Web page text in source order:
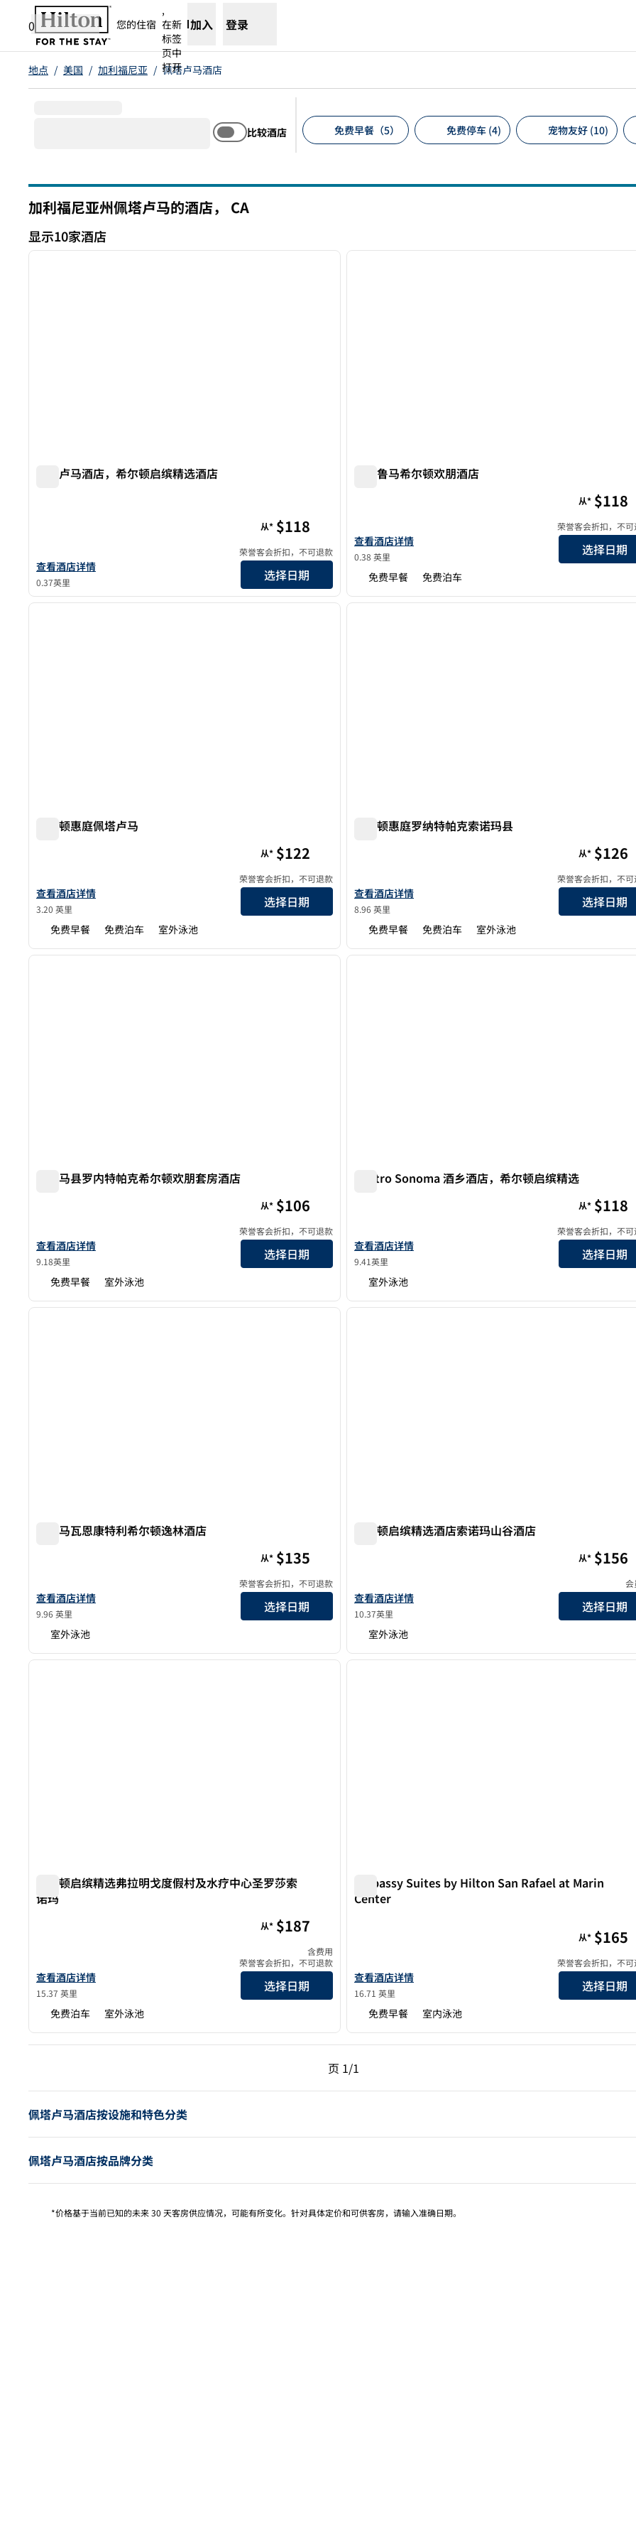
跳转至内容
0
您的住宿
,
在新
标签
页中
打开
加入 登录
地点 / 美国 / 加利福尼亚 / 佩塔卢马酒店
比较酒店 免费早餐（5） 免费停车 (4) 宠物友好 (10)
加利福尼亚州佩塔卢马的酒店， CA
显示10家酒店
显示10家酒店
1/12
下一张图片
佩塔卢马酒店，希尔顿启缤精选酒店
查看希尔顿启缤精选Hotel Petaluma的酒店详情
查看酒店详情
0.37英里
从* $118
荣誉客会折扣，不可退款
选择日期
1/12
佩塔鲁马希尔顿欢朋酒店
查看欢朋佩塔卢马酒店的详细信息
查看酒店详情
0.38 英里
从* $118
荣誉客会折扣，不可
选择日期
免费早餐 免费泊车
1/12
1/12
下一张图片
希尔顿惠庭佩塔卢马
查看希尔顿惠庭酒店 Petaluma 的酒店详情
查看酒店详情
3.20 英里
从* $122
荣誉客会折扣，不可退款
选择日期
免费早餐 免费泊车 室外泳池
1
1/12
希尔顿惠庭罗纳特帕克索诺玛县
查看希尔顿惠庭酒店罗纳特公园索诺玛县的详细信息
查看酒店详情
8.96 英里
从* $126
荣誉客会折扣，不可
选择日期
免费早餐 免费泊车 室外泳池
1/12
1/12
下一张图片
索诺马县罗内特帕克希尔顿欢朋套房酒店
查看欢朋罗纳特公园套房酒店 - 索诺玛县的详细信息
查看酒店详情
9.18英里
从* $106
荣誉客会折扣，不可退款
选择日期
免费早餐 室外泳池
1
1/12
Centro Sonoma 酒乡酒店，希尔顿启缤精选
查看希尔顿启缤精选之Hotel Centro Sonoma Wine Country的
查看酒店详情
9.41英里
从* $118
荣誉客会折扣，不可
选择日期
室外泳池
1/12
1/12
下一张图片
索诺马瓦恩康特利希尔顿逸林酒店
查看希尔顿逸林酒店索诺玛葡萄酒之乡的酒店详情
查看酒店详情
9.96 英里
从* $135
荣誉客会折扣，不可退款
选择日期
室外泳池
1
1/11
希尔顿启缤精选酒店索诺玛山谷酒店
查看希尔顿启缤精选索诺玛谷酒店的详细信息
查看酒店详情
10.37英里
从* $156
会
选择日期
室外泳池
1/12
1/12
下一张图片
希尔顿启缤精选弗拉明戈度假村及水疗中心圣罗莎索
诺玛
查看希尔顿启缤精选火烈鸟度假酒店及水疗中心圣塔罗莎索诺玛的详细信息
查看酒店详情
15.37 英里
从* $187
含费用
荣誉客会折扣，不可退款
选择日期
免费泊车 室外泳池
1
1/12
Embassy Suites by Hilton San Rafael at Marin
Center
查看希尔顿Embassy Suites by Hilton San Rafael at Marin
查看酒店详情
16.71 英里
从* $165
荣誉客会折扣，不可
选择日期
免费早餐 室内泳池
页 1/1
上一页，第 1页，共 1 页
页 1/1
佩塔卢马酒店按设施和特色分类
佩塔卢马酒店按品牌分类
*价格基于当前已知的未来 30 天客房供应情况，可能有所变化。针对具体定价和可供客房，请输入准确日期。